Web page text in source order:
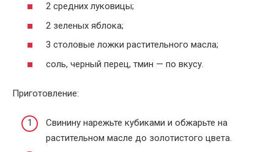
2 средних луковицы;
2 зеленых яблока;
3 столовые ложки растительного масла;
соль, черный перец, тмин — по вкусу.
Приготовление:
Свинину нарежьте кубиками и обжарьте на
растительном масле до золотистого цвета.